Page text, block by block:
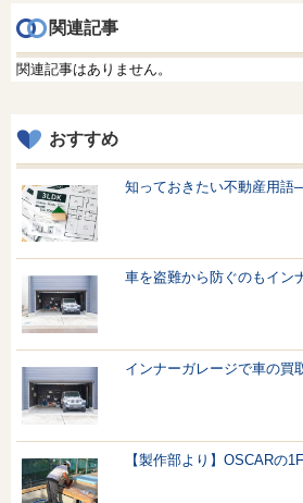
関連記事
関連記事はありません。
おすすめ
知っておきたい不動産用語
車を盗難から防ぐのもイン
インナーガレージで車の買
【製作部より】OSCARの